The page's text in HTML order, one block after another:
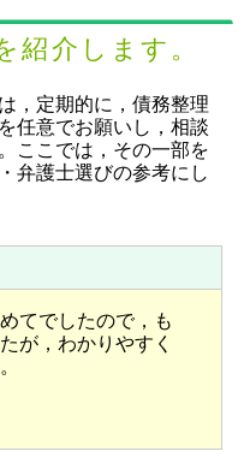
紹介します。
，定期的に，債務整理
任意でお願いし，相談
ここでは，その一部を
弁護士選びの参考にし
てでしたので，も
が，わかりやすく